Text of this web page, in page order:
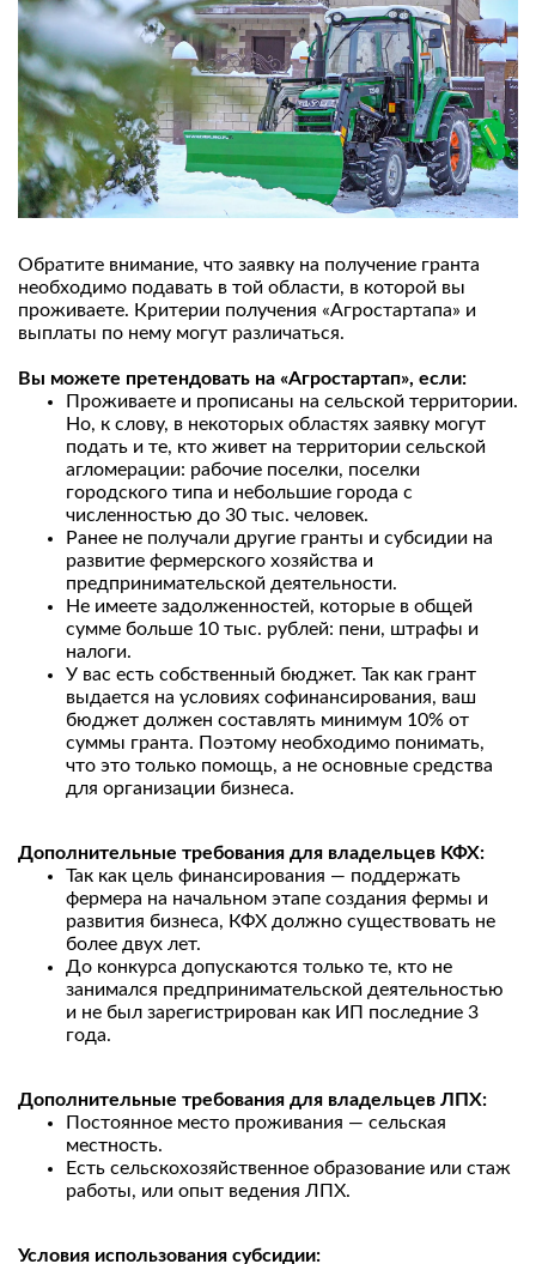
Обратите внимание, что заявку на получение гранта
необходимо подавать в той области, в которой вы
проживаете. Критерии получения «Агростартапа» и
выплаты по нему могут различаться.
Вы можете претендовать на «Агростартап», если:
Проживаете и прописаны на сельской территории.
Но, к слову, в некоторых областях заявку могут
подать и те, кто живет на территории сельской
агломерации: рабочие поселки, поселки
городского типа и небольшие города с
численностью до 30 тыс. человек.
Ранее не получали другие гранты и субсидии на
развитие фермерского хозяйства и
предпринимательской деятельности.
Не имеете задолженностей, которые в общей
сумме больше 10 тыс. рублей: пени, штрафы и
налоги.
У вас есть собственный бюджет. Так как грант
выдается на условиях софинансирования, ваш
бюджет должен составлять минимум 10% от
суммы гранта. Поэтому необходимо понимать,
что это только помощь, а не основные средства
для организации бизнеса.
Дополнительные требования для владельцев КФХ:
Так как цель финансирования — поддержать
фермера на начальном этапе создания фермы и
развития бизнеса, КФХ должно существовать не
более двух лет.
До конкурса допускаются только те, кто не
занимался предпринимательской деятельностью
и не был зарегистрирован как ИП последние 3
года.
Дополнительные требования для владельцев ЛПХ:
Постоянное место проживания — сельская
местность.
Есть сельскохозяйственное образование или стаж
работы, или опыт ведения ЛПХ.
Условия использования субсидии: